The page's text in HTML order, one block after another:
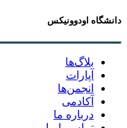
دانشگاه اودوونیکس
بلاگ‌ها
آپارات
انجمن‌ها
آکادمی
درباره ما